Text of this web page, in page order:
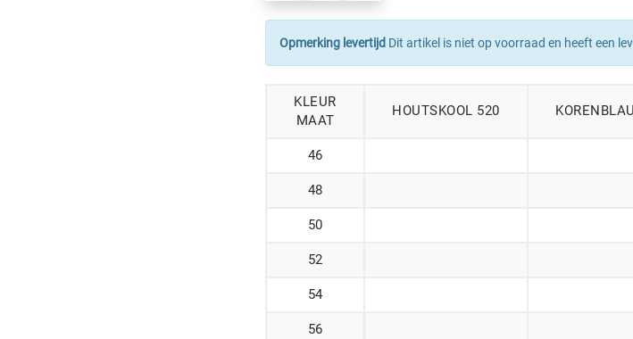
Opmerking levertijd Dit artikel is niet op voorraad en heeft een
KLEUR
MAAT
HOUTSKOOL 520
46
48
50
52
54
56